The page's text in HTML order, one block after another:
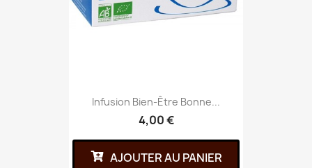
Infusion Bien-Être Bonne...
4,00 €
AJOUTER AU PANIER